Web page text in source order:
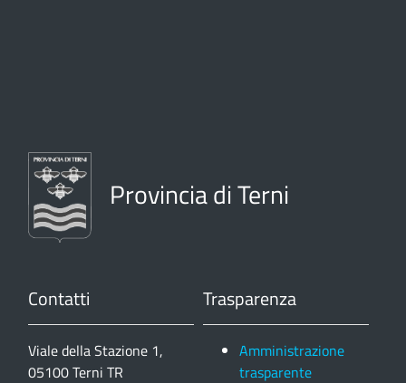
Provincia di Terni
Contatti
Viale della Stazione 1,
05100 Terni TR
Trasparenza
Amministrazione
trasparente